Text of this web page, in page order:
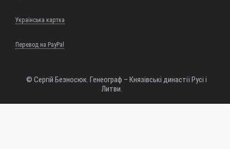
Українська картка
Перевод на PayPal
© Сергій Безносюк. Генеограф – Князівські династії Русі і
Литви.